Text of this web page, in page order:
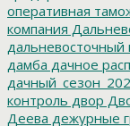
оперативная
компания
дальневосточный
дамба дачное
контроль двор
Деева дежурные